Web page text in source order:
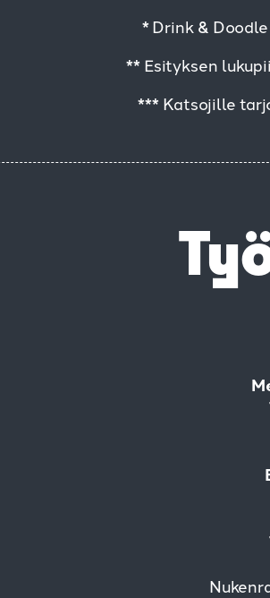
* Drink &
** Esityksen
*** Katsojille